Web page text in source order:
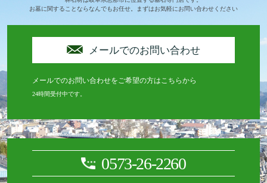
お墓に関することならなんでもお任せ。まずはお気軽にお問い合わせください
メールでのお問い合わせ
メールでのお問い合わせをご希望の方はこちらから
24時間受付中です。
0573-26-2260